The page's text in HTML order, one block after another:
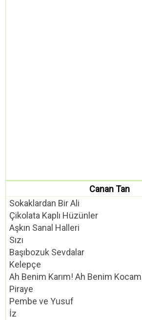
Canan Tan
Sokaklardan Bir Ali
Çikolata Kaplı Hüzünler
Aşkın Sanal Halleri
Sızı
Başıbozuk Sevdalar
Kelepçe
Ah Benim Karım! Ah Benim
Piraye
Pembe ve Yusuf
İz